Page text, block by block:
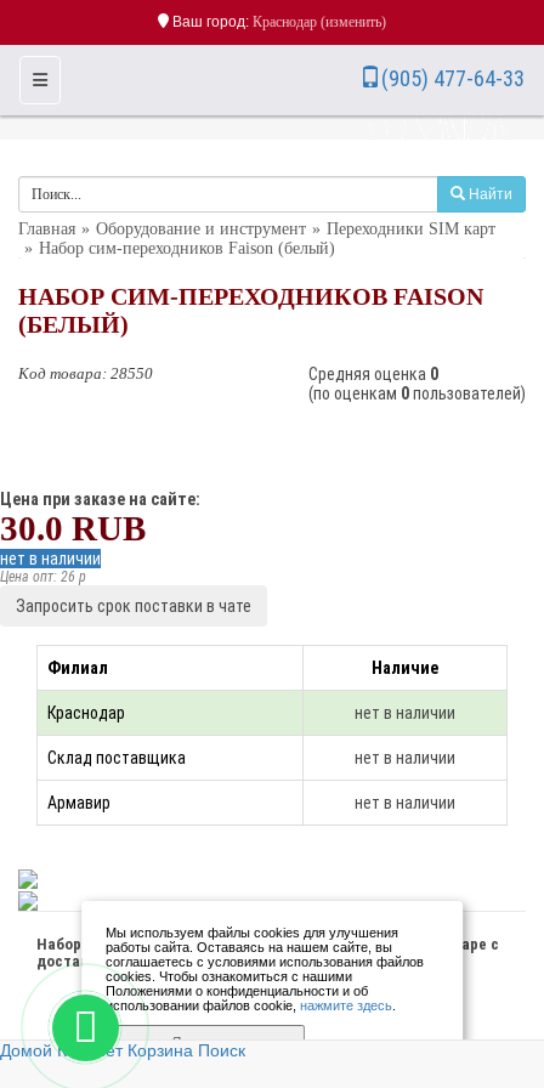
Ваш город: Краснодар (изменить)
(905) 477-64-33
Toggle Navigation
Найти
Главная Оборудование и инструмент
Переходники SIM карт
Набор сим-переходников Faison (белый)
НАБОР СИМ-ПЕРЕХОДНИКОВ FAISON
(БЕЛЫЙ)
Kод товара: 28550 Cредняя оценка 0
(по оценкам 0пользователей)
Цена при заказе на сайте:
30.0 RUB
нет в наличии
Цена опт: 26 p
Запросить срок поставки в чате
Филиал Наличие
Краснодар нет в наличии
Склад поставщика нет в наличии
Армавир нет в наличии
Набор сим-переходников Faison (белый) купить в Краснодаре с
доставкой по России.
Домой Кабинет Корзина Поиск
Мы используем файлы cookies для улучшения
работы сайта. Оставаясь на нашем сайте, вы
соглашаетесь с условиями использования файлов
cookies. Чтобы ознакомиться с нашими
Положениями о конфиденциальности и об
использовании файлов cookie,нажмите здесь
Я согласен